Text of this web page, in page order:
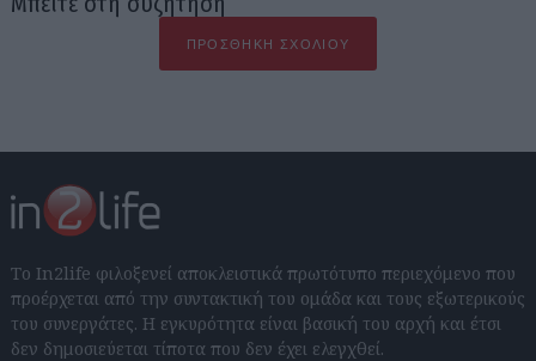
ΠΡΟΣΘΉΚΗ ΣΧΟΛΊΟΥ
Το In2life φιλοξενεί αποκλειστικά πρωτότυπο περιεχόμενο που
προέρχεται από την συντακτική του ομάδα και τους εξωτερικούς
του συνεργάτες. Η εγκυρότητα είναι βασική του αρχή και έτσι
δεν δημοσιεύεται τίποτα που δεν έχει ελεγχθεί.